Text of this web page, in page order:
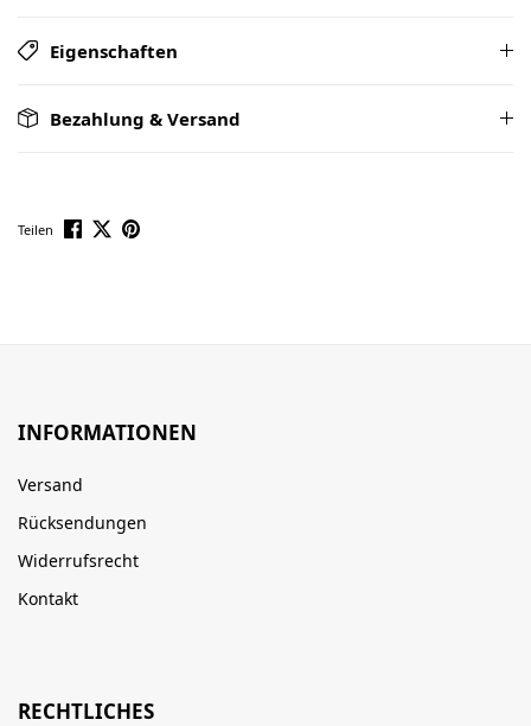
Eigenschaften
Bezahlung & Versand
Teilen
INFORMATIONEN
Versand
Rücksendungen
Widerrufsrecht
Kontakt
RECHTLICHES